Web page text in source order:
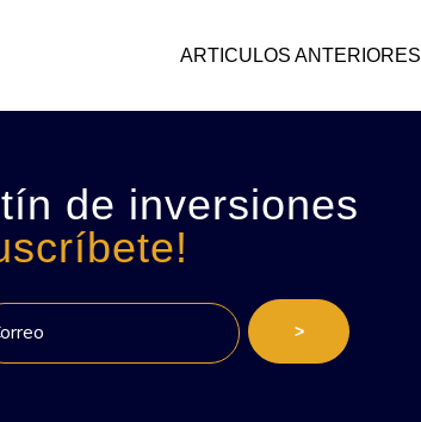
ARTICULOS ANTERIORES
de inversiones
>